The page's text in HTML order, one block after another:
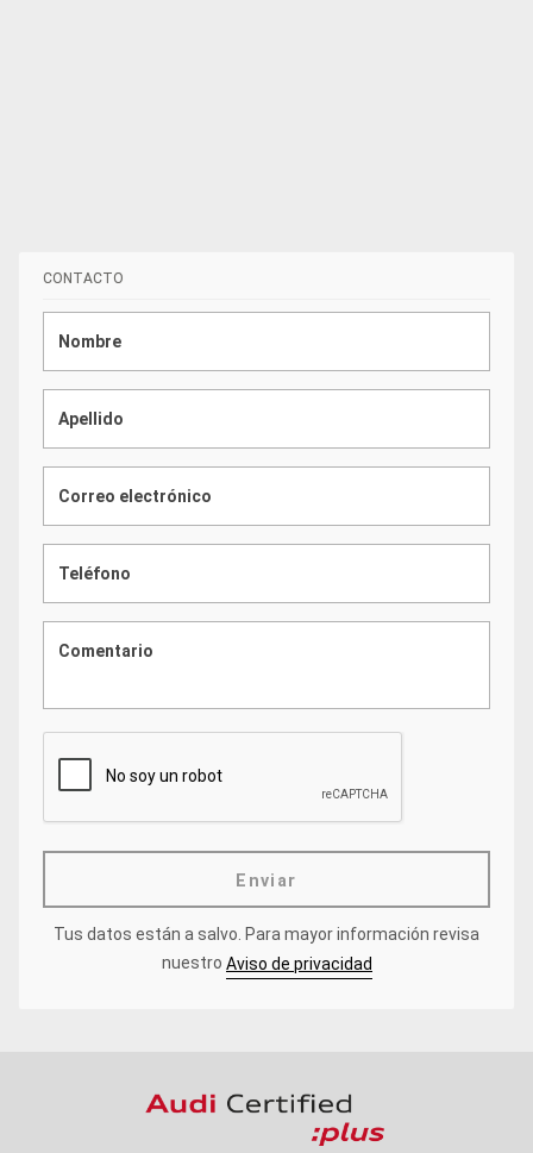
CONTACTO
Enviar
Tus datos están a salvo.
nuestro Aviso de privacidad